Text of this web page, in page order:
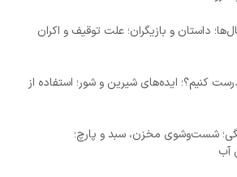
داستان و بازیگران؛ علت توقیف و اکران
کنیم؟؛ ایده‌های شیرین و شور؛ استفاده از
شست‌وشوی مخزن، سبد و پارچ؛
آب